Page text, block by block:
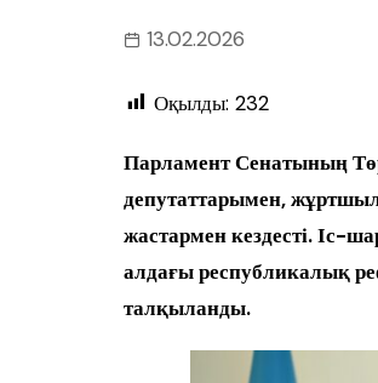
13.02.2026
Оқылды: 232
Парламент Сенатының
депутаттарымен,
жастармен кездесті. Іс-
алдағы республикалық
талқыланды.